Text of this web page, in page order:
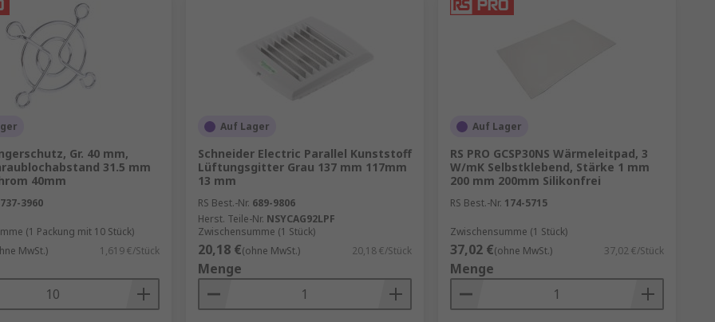
von Innenräumen. Es gibt verschiedene Arten von Klimaanlagen:
und einem Außengerät und sind ideal für einzelne Räume.
über ein Netzwerk von Kanälen im gesamten Gebäude. Ideal für größere Gebäude.
aber weniger effizient als feste Systeme.
Technologie und erneuerbaren Energien können Energiekosten gesenkt werden.
sorgen für ein angenehmes Raumklima.
und Nutzung umweltfreundlicher Kältemittel tragen zum Klimaschutz bei.
um Ihren Bedürfnissen gerecht zu werden.
Gr. 40 mm,
31.5 mm
40mm
737-3960
(1 Packung mit 10 Stück)
MwSt.) 1,619 €/Stück
Auf Lager
Schneider Electric Parallel Kunststoff
Lüftungsgitter Grau 137 mm 117mm
13 mm
RS Best.-Nr. 689-9806
Herst. Teile-Nr. NSYCAG92LPF
Zwischensumme (1 Stück)
20,18 €(ohne MwSt.) 20,18 €/Stück
Menge
Auf Lager
RS PRO GCSP30NS Wärmeleitpad, 3
W/mK Selbstklebend, Stärke 1 mm
200 mm 200mm Silikonfrei
RS Best.-Nr. 174-5715
Zwischensumme (1 Stück)
37,02 €(ohne MwSt.) 37,02 €/Stück
Menge